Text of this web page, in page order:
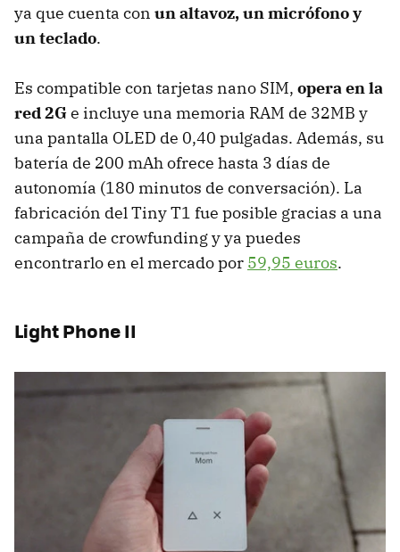
ya que cuenta con un altavoz, un micrófono y
un teclado.
Es compatible con tarjetas nano SIM, opera en la
red 2Ge incluye una memoria RAM de 32MB y
una pantalla OLED de 0,40 pulgadas. Además, su
batería de 200 mAh ofrece hasta 3 días de
autonomía (180 minutos de conversación). La
fabricación del Tiny T1 fue posible gracias a una
campaña de crowfunding y ya puedes
encontrarlo en el mercado por 59,95 euros.
Light Phone II